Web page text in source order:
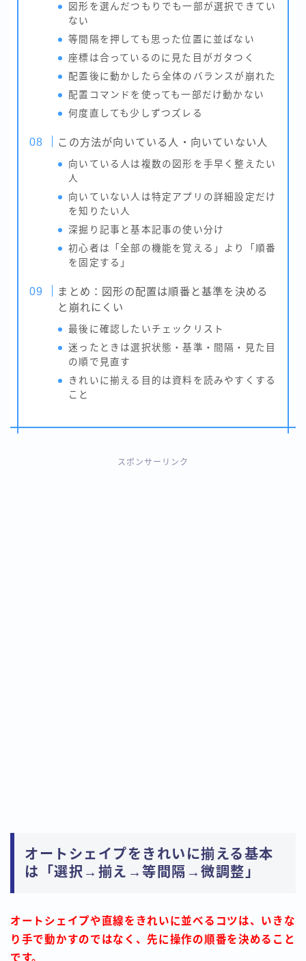
図形を選んだつもりでも一部が選択できてい
ない
等間隔を押しても思った位置に並ばない
座標は合っているのに見た目がガタつく
配置後に動かしたら全体のバランスが崩れた
配置コマンドを使っても一部だけ動かない
何度直しても少しずつズレる
この方法が向いている人・向いていない人
向いている人は複数の図形を手早く整えたい
人
向いていない人は特定アプリの詳細設定だけ
を知りたい人
深掘り記事と基本記事の使い分け
初心者は「全部の機能を覚える」より「順番
を固定する」
まとめ：図形の配置は順番と基準を決める
と崩れにくい
最後に確認したいチェックリスト
迷ったときは選択状態・基準・間隔・見た目
の順で見直す
きれいに揃える目的は資料を読みやすくする
こと
スポンサーリンク
オートシェイプをきれいに揃える基本
は「選択→揃え→等間隔→微調整」
オートシェイプや直線をきれいに並べるコツは、いきな
り手で動かすのではなく、先に操作の順番を決めること
です。